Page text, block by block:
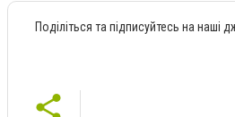
Поділіться та підписуйтесь на наші